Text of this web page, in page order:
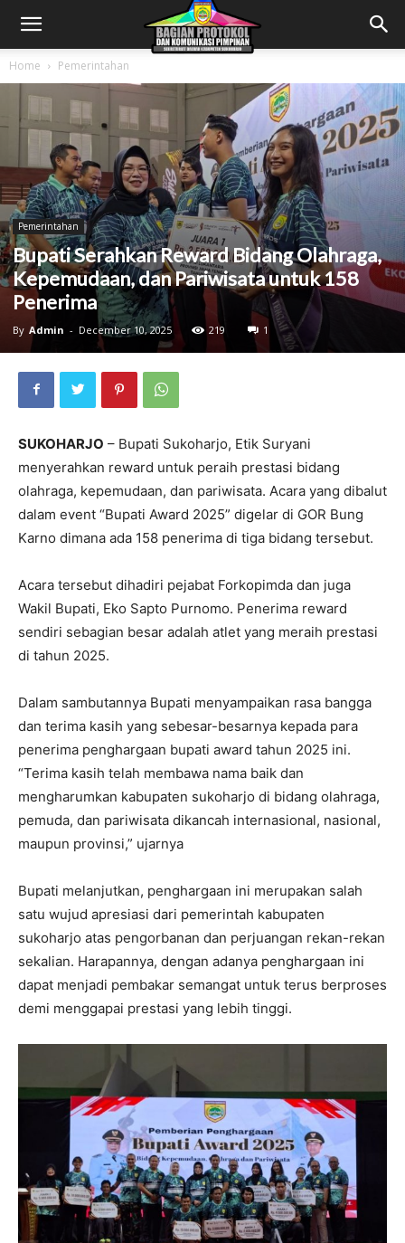
Home Pemerintahan
Pemerintahan
Bupati Serahkan Reward Bidang Olahraga,
Kepemudaan, dan Pariwisata untuk 158
Penerima
By Admin - December 10, 2025 219 1
SUKOHARJO – Bupati Sukoharjo, Etik Suryani
menyerahkan reward untuk peraih prestasi bidang
olahraga, kepemudaan, dan pariwisata. Acara yang dibalut
dalam event “Bupati Award 2025” digelar di GOR Bung
Karno dimana ada 158 penerima di tiga bidang tersebut.
Acara tersebut dihadiri pejabat Forkopimda dan juga
Wakil Bupati, Eko Sapto Purnomo. Penerima reward
sendiri sebagian besar adalah atlet yang meraih prestasi
di tahun 2025.
Dalam sambutannya Bupati menyampaikan rasa bangga
dan terima kasih yang sebesar-besarnya kepada para
penerima penghargaan bupati award tahun 2025 ini.
“Terima kasih telah membawa nama baik dan
mengharumkan kabupaten sukoharjo di bidang olahraga,
pemuda, dan pariwisata dikancah internasional, nasional,
maupun provinsi,” ujarnya
Bupati melanjutkan, penghargaan ini merupakan salah
satu wujud apresiasi dari pemerintah kabupaten
sukoharjo atas pengorbanan dan perjuangan rekan-rekan
sekalian. Harapannya, dengan adanya penghargaan ini
dapat menjadi pembakar semangat untuk terus berproses
demi menggapai prestasi yang lebih tinggi.